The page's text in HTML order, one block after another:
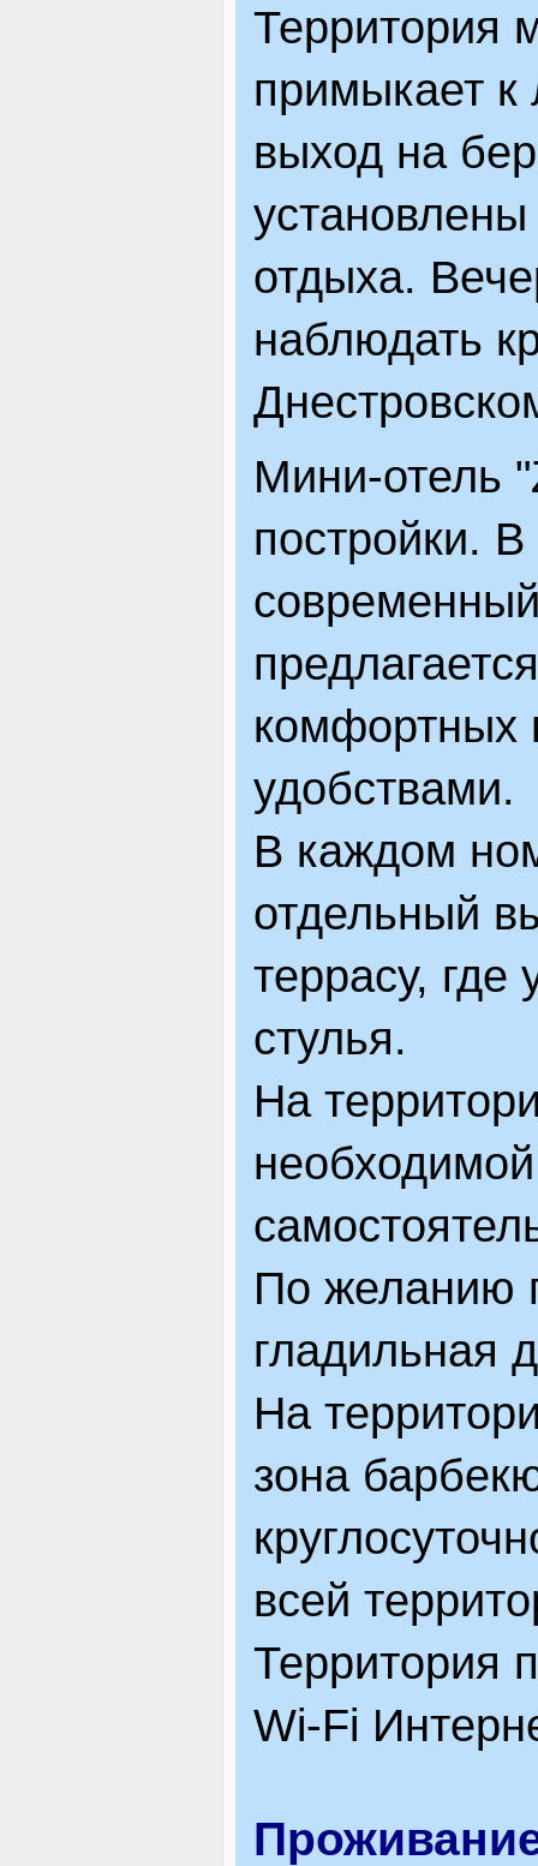
ОГОЛОШЕННЯ
ЯК ДОЇХАТИ
Территория
примыкает к
выход на
отдыха.
наблюдать
Мини-отель
постройки.
комфортных
удобствами.
В каждом
отдельный
террасу, где
стулья.
На
По желанию
гладильная
На
зона
всей
Территория
Wi-Fi